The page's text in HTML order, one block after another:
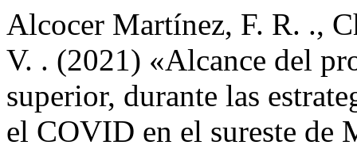
Alcocer Martínez, F. R. .,
V. . (2021) «Alcance del
superior, durante las
el COVID en el sureste de